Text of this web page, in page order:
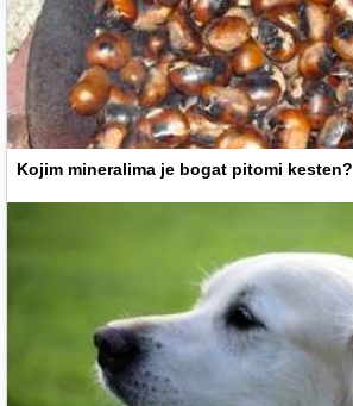
Kojim mineralima je bogat pitomi kesten?